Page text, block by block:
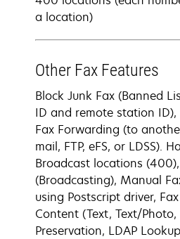
a location)
Other Fax Features
Block Junk Fax (Banned
ID and remote station ID),
Fax Forwarding (to
mail, FTP, eFS, or LDSS).
Broadcast locations
(Broadcasting), Manual
using Postscript driver,
Content (Text, Text/
Preservation, LDAP Lookup